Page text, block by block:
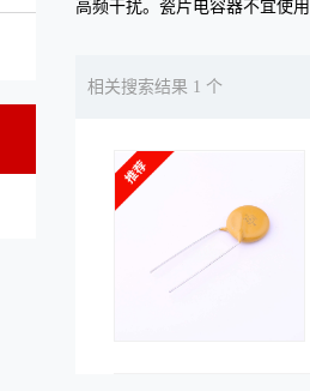
高频干扰。瓷片电容器不宜使
相关搜索结果 1 个